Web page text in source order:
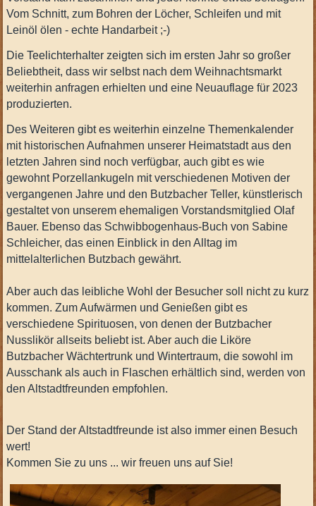
Vom Schnitt, zum Bohren der Löcher, Schleifen und mit
Leinöl ölen - echte Handarbeit ;-)
Die Teelichterhalter zeigten sich im ersten Jahr so großer
Beliebtheit, dass wir selbst nach dem Weihnachtsmarkt
weiterhin anfragen erhielten und eine Neuauflage für 2023
produzierten.
Des Weiteren gibt es weiterhin einzelne Themenkalender
mit historischen Aufnahmen unserer Heimatstadt aus den
letzten Jahren sind noch verfügbar, auch gibt es wie
gewohnt Porzellankugeln mit verschiedenen Motiven der
vergangenen Jahre und den Butzbacher Teller, künstlerisch
gestaltet von unserem ehemaligen Vorstandsmitglied Olaf
Bauer. Ebenso das Schwibbogenhaus-Buch von Sabine
Schleicher, das einen Einblick in den Alltag im
mittelalterlichen Butzbach gewährt.
Aber auch das leibliche Wohl der Besucher soll nicht zu kurz
kommen. Zum Aufwärmen und Genießen gibt es
verschiedene Spirituosen, von denen der Butzbacher
Nusslikör allseits beliebt ist. Aber auch die Liköre
Butzbacher Wächtertrunk und Wintertraum, die sowohl im
Ausschank als auch in Flaschen erhältlich sind, werden von
denAltstadtfreunden empfohlen.
Der Stand der Altstadtfreunde ist also immer einen Besuch
wert!
Kommen Sie zu uns ... wir freuen uns auf Sie!